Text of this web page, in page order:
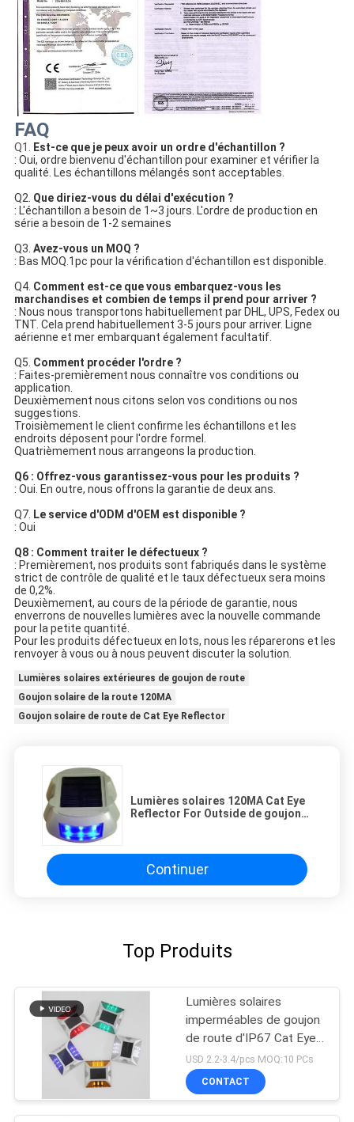
FAQ
Q1.
Est-ce que je peux avoir un ordre d'échantillon ?
: Oui, ordre bienvenu d'échantillon pour examiner et vérifier la
qualité. Les échantillons mélangés sont acceptables.
Q2. Que diriez-vous du délai d'exécution ?
: L'échantillon a besoin de 1~3 jours. L'ordre de production en
série a besoin de 1-2 semaines
Q3. Avez-vous un MOQ ?
: Bas MOQ.1pc pour la vérification d'échantillon est disponible.
Q4. Comment est-ce que vous embarquez-vous les
marchandises et combien de temps il prend pour arriver ?
: Nous nous transportons habituellement par DHL, UPS, Fedex ou
TNT. Cela prend habituellement 3-5 jours pour arriver. Ligne
aérienne et mer embarquant également facultatif.
Q5. Comment procéder l'ordre ?
: Faites-premièrement nous connaître vos conditions ou
application.
Deuxièmement nous citons selon vos conditions ou nos
suggestions.
Troisièmement le client confirme les échantillons et les
endroits déposent pour l'ordre formel.
Quatrièmement nous arrangeons la production.
Q6 : Offrez-vous garantissez-vous pour les produits ?
: Oui. En outre, nous offrons la garantie de deux ans.
Q7. Le service d'ODM d'OEM est disponible ?
: Oui
Q8 : Comment traiter le défectueux ?
: Premièrement, nos produits sont fabriqués dans le système
strict de contrôle de qualité et le taux défectueux sera moins
de 0,2%.
Deuxièmement, au cours de la période de garantie, nous
enverrons de nouvelles lumières avec la nouvelle commande
pour la petite quantité.
Pour les produits défectueux en lots, nous les réparerons et les
renvoyer à vous ou à nous peuvent discuter la solution.
Lumières solaires extérieures de goujon de route
Goujon solaire de la route 120MA
Goujon solaire de route de Cat Eye Reflector
Lumières solaires 120MA Cat Eye
Reflector For Outside de goujon
Continuer
Top Produits
Lumières solaires
imperméables de goujon
de route d'IP67 Cat Eye
Road Stud Outdoor
USD 2.2-3.4/pcs MOQ:10 PCs
CONTACT